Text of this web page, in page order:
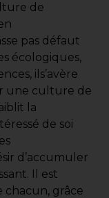
de
pas défaut
écologiques,
ils’avère
une culture de
la
de soi
d’accumuler
Il est
grâce